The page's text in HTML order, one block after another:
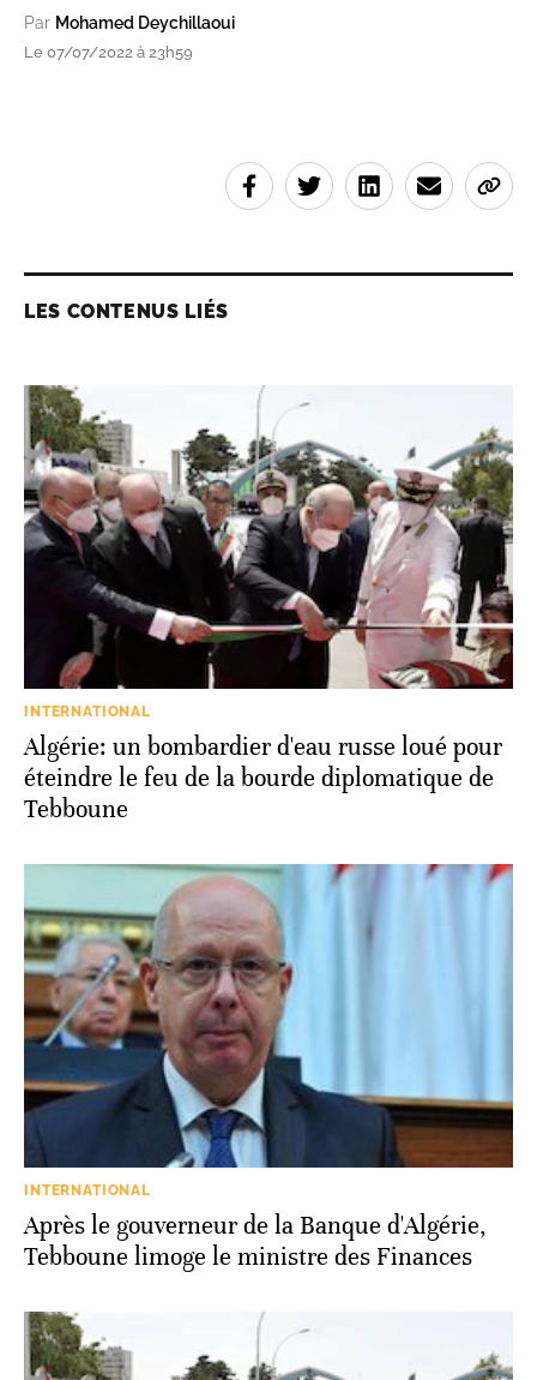
Par Mohamed Deychillaoui
Le 07/07/2022 à 23h59
LES CONTENUS LIÉS
INTERNATIONAL
Algérie: un bombardier d'eau russe loué pour
éteindre le feu de la bourde diplomatique de
Tebboune
INTERNATIONAL
Après le gouverneur de la Banque d'Algérie,
Tebboune limoge le ministre des Finances